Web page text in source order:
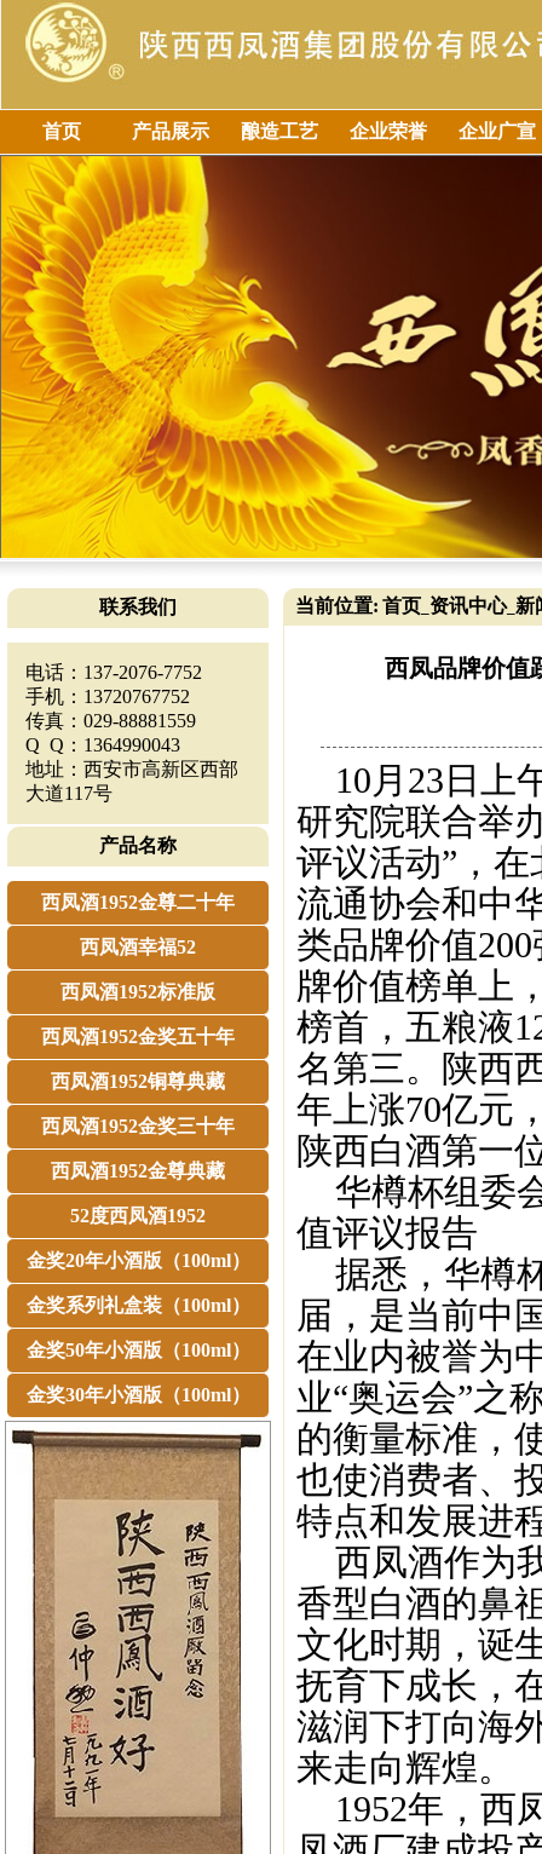
首页 产品展示 酿造工艺 企业荣誉 企业广宣
联系我们
电话：137-2076-7752
手机：13720767752
传真：029-88881559
Q Q：1364990043
地址：西安市高新区西部
大道117号
产品名称
西凤酒1952金尊二十年
西凤酒幸福52
西凤酒1952标准版
西凤酒1952金奖五十年
西凤酒1952铜尊典藏
西凤酒1952金奖三十年
西凤酒1952金尊典藏
52度西凤酒1952
金奖20年小酒版（100ml）
金奖系列礼盒装（100ml）
金奖50年小酒版（100ml）
金奖30年小酒版（100ml）
当前位置: 首页 资讯中心_ 新
西凤品牌价值
10月23日上
研究院联合举
评议活动”，
流通协会和中
类品牌价值
牌价值榜单上
榜首，五粮液
名第三。陕西
年上涨70亿元
陕西白酒第一
华樽杯组委
值评议报告
据悉，华樽
届，是当前中
在业内被誉为
业“奥运会”之
的衡量标准，
也使消费者、
特点和发展进
西凤酒作为
香型白酒的鼻
文化时期，诞
抚育下成长，
滋润下打向海
来走向辉煌。
1952年，西